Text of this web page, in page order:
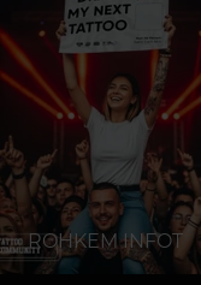
ROHKEM INFOT